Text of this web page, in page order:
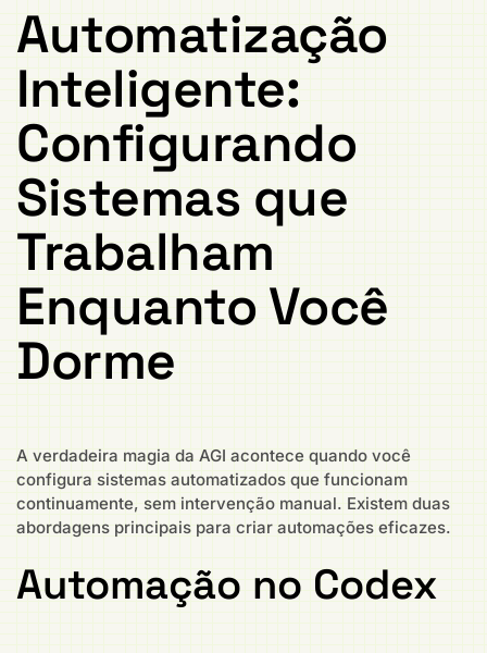
Automatização
Inteligente:
Configurando
Sistemas que
Trabalham
Enquanto Você
Dorme
A verdadeira magia da AGI acontece quando você
configura sistemas automatizados que funcionam
continuamente, sem intervenção manual. Existem duas
abordagens principais para criar automações eficazes.
Automação no Codex